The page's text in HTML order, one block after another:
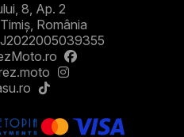
8, Ap. 2
România